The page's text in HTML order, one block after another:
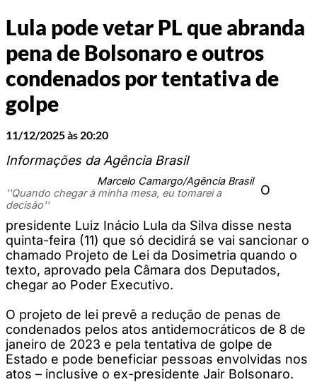
Lula pode vetar PL que abranda
pena de Bolsonaro e outros
condenados por tentativa de
golpe
11/12/2025 às 20:20
Informações da Agência Brasil
Marcelo Camargo/Agência Brasil
''Quando chegar à minha mesa, eu tomarei a
decisão''
O
presidente Luiz Inácio Lula da Silva disse nesta
quinta-feira (11) que só decidirá se vai sancionar o
chamado Projeto de Lei da Dosimetria quando o
texto, aprovado pela Câmara dos Deputados,
chegar ao Poder Executivo.
O projeto de lei prevê a redução de penas de
condenados pelos atos antidemocráticos de 8 de
janeiro de 2023 e pela tentativa de golpe de
Estado e pode beneficiar pessoas envolvidas nos
atos – inclusive o ex-presidente Jair Bolsonaro.